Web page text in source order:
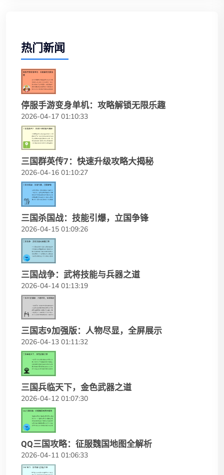
热门新闻
停服手游变身单机：攻略解锁无限乐趣
2026-04-17 01:10:33
三国群英传7：快速升级攻略大揭秘
2026-04-16 01:10:27
三国杀国战：技能引爆，立国争锋
2026-04-15 01:09:26
三国战争：武将技能与兵器之道
2026-04-14 01:13:19
三国志9加强版：人物尽显，全屏展示
2026-04-13 01:11:32
三国兵临天下，金色武器之道
2026-04-12 01:07:30
QQ三国攻略：征服魏国地图全解析
2026-04-11 01:06:33